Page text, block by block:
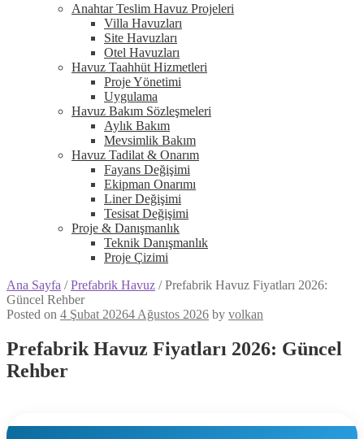
Anahtar Teslim Havuz Projeleri
Villa Havuzları
Site Havuzları
Otel Havuzları
Havuz Taahhüt Hizmetleri
Proje Yönetimi
Uygulama
Havuz Bakım Sözleşmeleri
Aylık Bakım
Mevsimlik Bakım
Havuz Tadilat & Onarım
Fayans Değişimi
Ekipman Onarımı
Liner Değişimi
Tesisat Değişimi
Proje & Danışmanlık
Teknik Danışmanlık
Proje Çizimi
Ana Sayfa /Prefabrik Havuz /Prefabrik Havuz Fiyatları 2026:
Güncel Rehber
Posted on 4 Şubat 20264 Ağustos 2026 by volkan
Prefabrik Havuz Fiyatları 2026: Güncel
Rehber